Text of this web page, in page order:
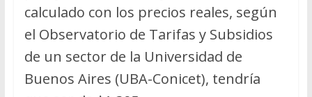
calculado con los precios reales, según
el Observatorio de Tarifas y Subsidios
de un sector de la Universidad de
Buenos Aires (UBA-Conicet), tendría